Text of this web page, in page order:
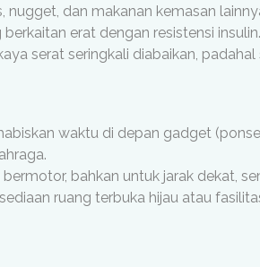
nugget, dan makanan kemasan
erat dengan resistensi insulin.
serat seringkali diabaikan,
waktu di depan gadget
bahkan untuk jarak dekat,
ruang terbuka hijau atau